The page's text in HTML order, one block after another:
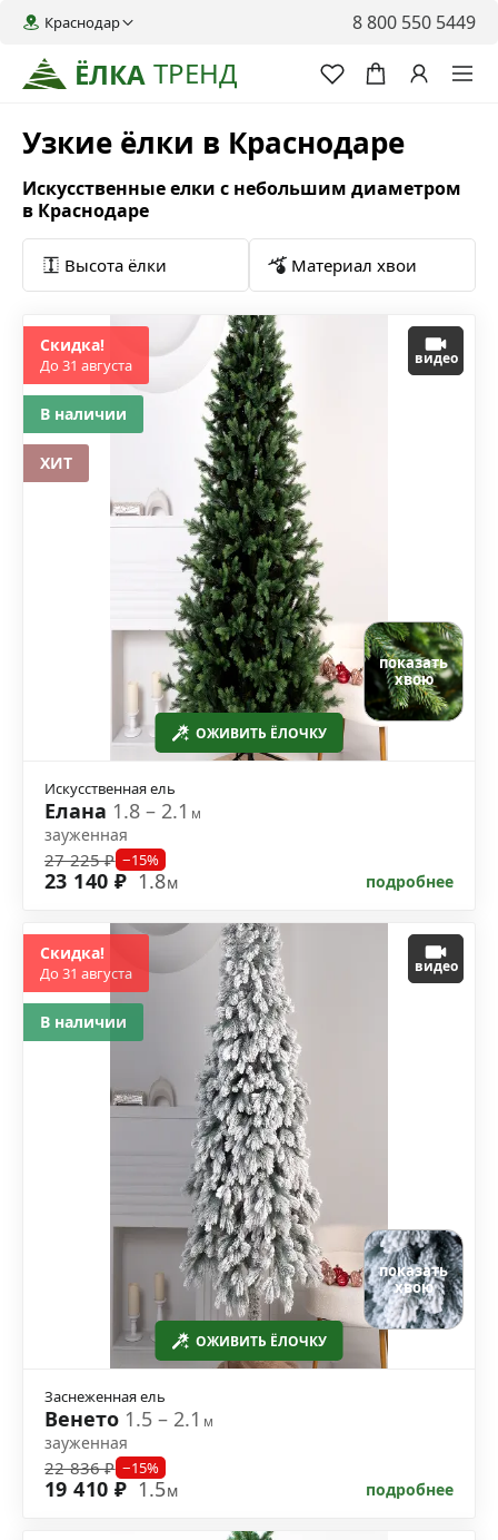
ЁЛКА ТРЕНД
Краснодар 8 800 550 5449
Узкие ёлки в Краснодаре
Искусственные елки с небольшим диаметром
в Краснодаре
Высота ёлки Материал хвои
ОЖИВИТЬ ЁЛОЧКУ
видео
показать
хвою
Искусственная ель
Елана 1.8 – 2.1м
зауженная
27 225 ₽ −15%
23 140 ₽ 1.8м подробнее
Скидка!
До 31 августа
В наличии
ХИТ
ОЖИВИТЬ ЁЛОЧКУ
видео
показать
хвою
Заснеженная ель
Венето 1.5 – 2.1м
зауженная
22 836 ₽ −15%
19 410 ₽ 1.5м подробнее
Скидка!
До 31 августа
В наличии